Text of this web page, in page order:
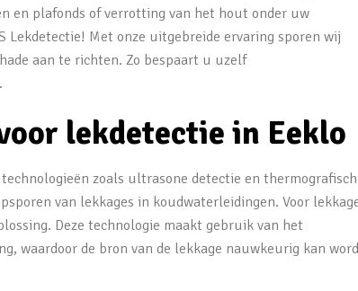
en plafonds of verrotting van het hout onder uw
Lekdetectie! Met onze uitgebreide ervaring sporen wij
aan te richten. Zo bespaart u uzelf
lekdetectie in Eeklo
zoals ultrasone detectie en
van lekkages in koudwaterleidingen. Voor
Deze technologie maakt gebruik van het
waardoor de bron van de lekkage nauwkeurig kan